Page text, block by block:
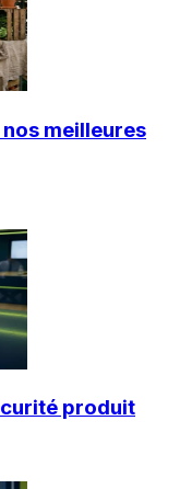
meilleures
produit